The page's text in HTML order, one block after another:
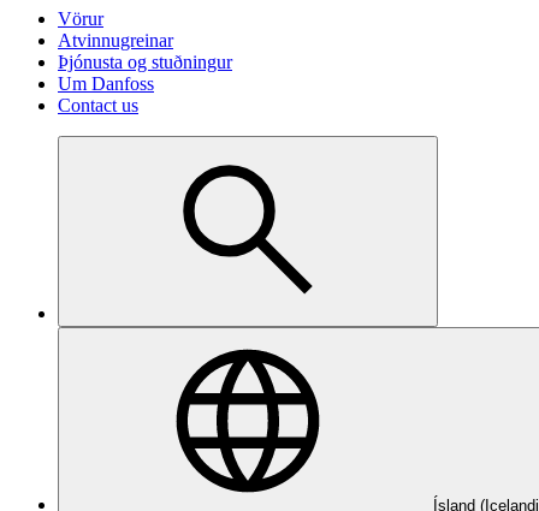
Vörur
Atvinnugreinar
Þjónusta og stuðningur
Um Danfoss
Contact us
Ísland